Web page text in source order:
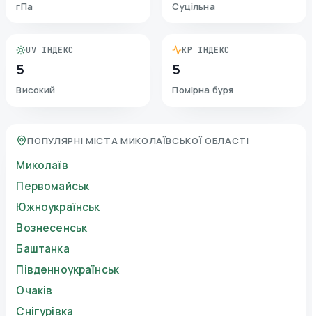
гПа Суцільна
UV ІНДЕКС
5
Високий
KP ІНДЕКС
5
Помірна буря
ПОПУЛЯРНІ МІСТА МИКОЛАЇВСЬКОЇ ОБЛАСТІ
Миколаїв
Первомайськ
Южноукраїнськ
Вознесенськ
Баштанка
Південноукраїнськ
Очаків
Снігурівка